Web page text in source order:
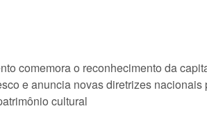
comemora o reconhecimento da
e anuncia novas diretrizes nacionais
cultural